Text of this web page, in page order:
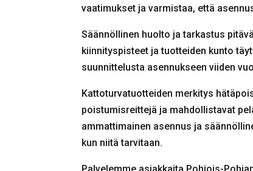
vaatimukset ja varmistaa, että
Säännöllinen huolto ja tarkastus
kiinnityspisteet ja tuotteiden kunto
suunnittelusta asennukseen viiden
Kattoturvatuotteiden merkitys
poistumisreittejä ja mahdollistavat
ammattimainen asennus ja
kun niitä tarvitaan.